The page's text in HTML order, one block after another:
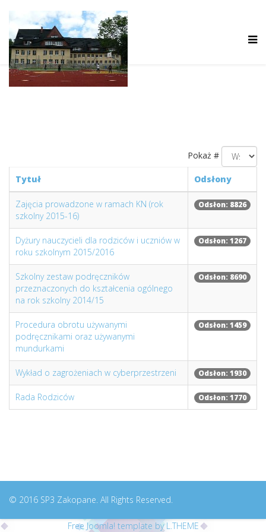
Pokaż #
Tytuł Odsłony
Zajęcia prowadzone w ramach KN (rok
szkolny 2015-16)
Odsłon: 8826
Dyżury nauczycieli dla rodziców i uczniów w
roku szkolnym 2015/2016
Odsłon: 1267
Szkolny zestaw podręczników
przeznaczonych do kształcenia ogólnego
na rok szkolny 2014/15
Odsłon: 8690
Procedura obrotu używanymi
podręcznikami oraz używanymi
mundurkami
Odsłon: 1459
Wykład o zagrożeniach w cyberprzestrzeni Odsłon: 1930
Rada Rodziców Odsłon: 1770
© 2016 SP3 Zakopane. All Rights Reserved.
Free Joomla! template by L.THEME